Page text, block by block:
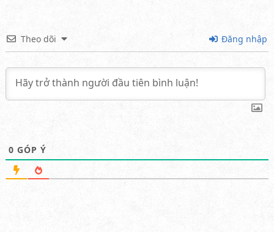
Theo dõi Đăng nhập
0 GÓP Ý